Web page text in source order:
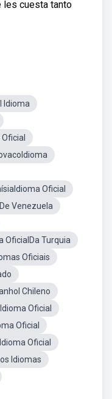
les cuesta tanto
Idioma
Oficial
Venezuela
OficialDa Turquia
Oficiais
Chileno
Oficial
Oficial
Oficial
Idiomas